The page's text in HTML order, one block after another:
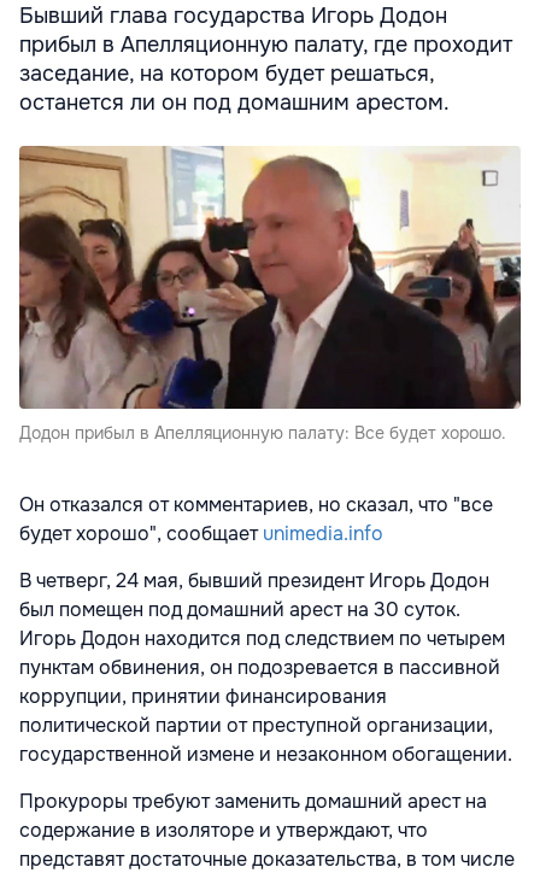
Бывший глава государства Игорь Додон
прибыл в Апелляционную палату, где проходит
заседание, на котором будет решаться,
останется ли он под домашним арестом.
Додон прибыл в Апелляционную палату: Все будет хорошо.
Он отказался от комментариев, но сказал, что "все
будет хорошо", сообщаетunimedia.info
В четверг, 24 мая, бывший президент Игорь Додон
был помещен под домашний арест на 30 суток.
Игорь Додон находится под следствием по четырем
пунктам обвинения, он подозревается в пассивной
коррупции, принятии финансирования
политической партии от преступной организации,
государственной измене и незаконном обогащении.
Прокуроры требуют заменить домашний арест на
содержание в изоляторе и утверждают, что
представят достаточные доказательства, в том числе